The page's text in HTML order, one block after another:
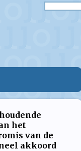
het
van de
akkoord